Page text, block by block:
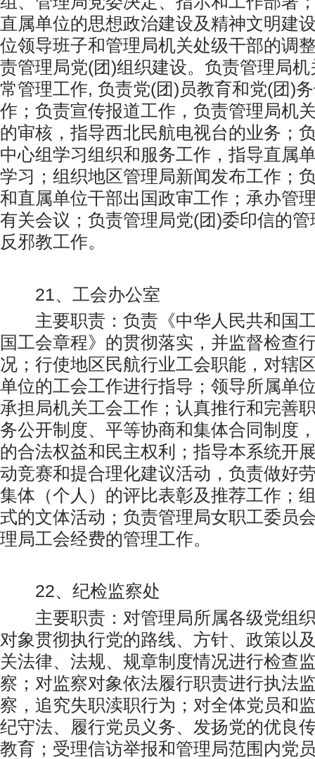
直属单位的思想政治建设及精神文明建
位领导班子和管理局机关处级干部的调
责管理局党(团)组织建设。负责管理局
常管理工作, 负责党(团)员教育和党(团)
作；负责宣传报道工作，负责管理局机
的审核，指导西北民航电视台的业务；
中心组学习组织和服务工作，指导直属
学习；组织地区管理局新闻发布工作；
和直属单位干部出国政审工作；承办管
有关会议；负责管理局党(团)委印信的
反邪教工作。
21、工会办公室
主要职责：负责《中华人民共和国
国工会章程》的贯彻落实，并监督检查
况；行使地区民航行业工会职能，对辖
单位的工会工作进行指导；领导所属单
承担局机关工会工作；认真推行和完善
务公开制度、平等协商和集体合同制度
的合法权益和民主权利；指导本系统开
动竞赛和提合理化建议活动，负责做好
集体（个人）的评比表彰及推荐工作；
式的文体活动；负责管理局女职工委员
理局工会经费的管理工作。
22、纪检监察处
主要职责：对管理局所属各级党组
对象贯彻执行党的路线、方针、政策以
关法律、法规、规章制度情况进行检查
察；对监察对象依法履行职责进行执法
察，追究失职渎职行为；对全体党员和
纪守法、履行党员义务、发扬党的优良
教育；受理信访举报和管理局范围内党